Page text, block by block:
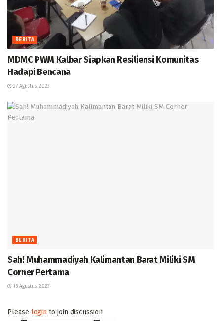
BERITA
MDMC PWM Kalbar Siapkan Resiliensi Komunitas
Hadapi Bencana
27 Agustus, 2023
BERITA
Sah! Muhammadiyah Kalimantan Barat Miliki SM
Corner Pertama
15 Agustus, 2023
Please login to join discussion